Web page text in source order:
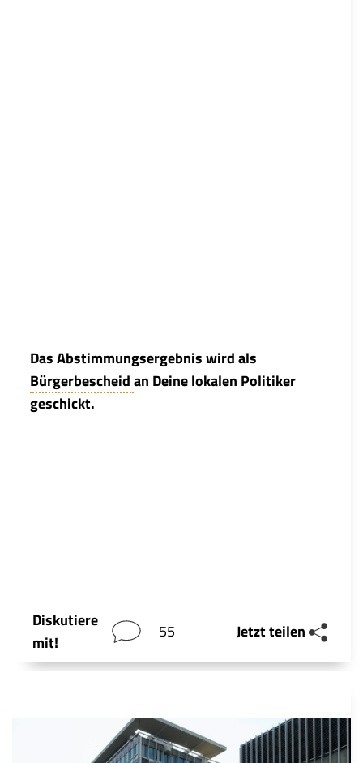
Das Abstimmungsergebnis wird als
Bürgerbescheidan Deine lokalen Politiker
geschickt.
Diskutiere
mit!
55 Jetzt teilen